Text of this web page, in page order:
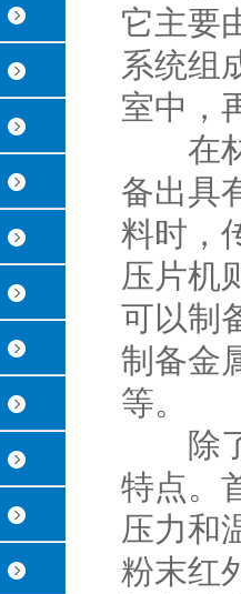
它主要
系统组
室中，
在材
备出具
料时，
压片机
可以制
制备金
等。
除了
特点。
压力和
粉末红